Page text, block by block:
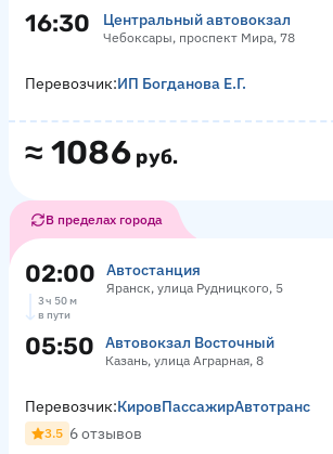
16:30 Центральный автовокзал
Чебоксары, проспект Мира, 78
≈ 1086 руб.
Перевозчик:ИП Богданова Е.Г.
В пределах города
02:00 Автостанция
Яранск, улица Рудницкого, 5
3 ч 50 м
в пути
05:50 Автовокзал Восточный
Казань, улица Аграрная, 8
Перевозчик:КировПассажирАвтотранс
3.5 6 отзывов